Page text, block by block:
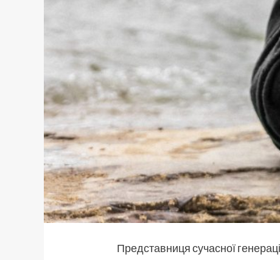
Представниця сучасної